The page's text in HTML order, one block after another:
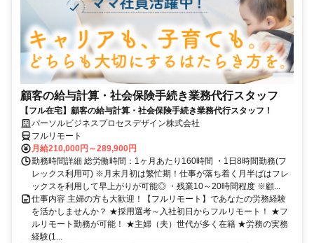
顧客の給与計算・社会保険手続き業務代行スタッフ
【フル在宅】顧客の給与計算・社会保険手続き業務代行スタッフ！
パーソルビジネスプロセスデザイン株式会社
フルリモート
月給210,000円～289,900円
勤務時間詳細 総労働時間：1ヶ月あたり160時間 ・1日8時間勤務(フ
レックス利用可) ※月末月初は繁忙期！仕事が落ち着く月半ばはフレ
ックスを利用して早上がりが可能◎ ・残業10～20時間程度 ※顧...
仕事内容 主婦の方も大歓迎！【フルリモート】であなたの労務経験
を活かしませんか？ ★採用選考～入社初日からフルリモート！ ★フ
ルリモート勤務が可能！ ★主婦（夫）世代が多く在籍 ★労務の実務
経験(1...